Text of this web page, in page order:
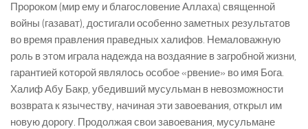
Пророком (мир ему и благословение Аллаха) священной
войны (газават), достигали особенно заметных результатов
во время правления праведных халифов. Немаловажную
роль в этом играла надежда на воздаяние в загробной жизни,
гарантией которой являлось особое «рвение» во имя Бога.
Халиф Абу Бакр, убедивший мусульман в невозможности
возврата к язычеству, начиная эти завоевания, открыл им
новую дорогу. Продолжая свои завоевания, мусульмане